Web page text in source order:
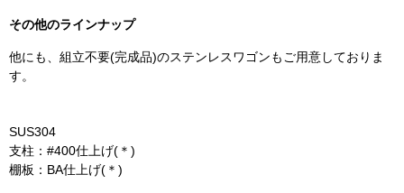
その他のラインナップ
他にも、組立不要(完成品)のステンレスワゴンもご用意しておりま
す。
SUS304
支柱：#400仕上げ(＊)
棚板：BA仕上げ(＊)